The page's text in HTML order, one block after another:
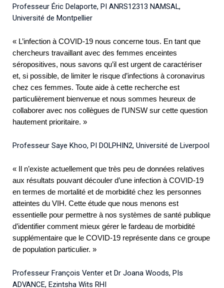
Professeur Éric Delaporte, PI ANRS12313 NAMSAL,
Université de Montpellier
« L’infection à COVID-19 nous concerne tous. En tant que
chercheurs travaillant avec des femmes enceintes
séropositives, nous savons qu’il est urgent de caractériser
et, si possible, de limiter le risque d’infections à coronavirus
chez ces femmes. Toute aide à cette recherche est
particulièrement bienvenue et nous sommes heureux de
collaborer avec nos collègues de l’UNSW sur cette question
hautement prioritaire. »
Professeur Saye Khoo, PI DOLPHIN2, Université de Liverpool
« Il n’existe actuellement que très peu de données relatives
aux résultats pouvant découler d’une infection à COVID-19
en termes de mortalité et de morbidité chez les personnes
atteintes du VIH. Cette étude que nous menons est
essentielle pour permettre à nos systèmes de santé publique
d’identifier comment mieux gérer le fardeau de morbidité
supplémentaire que le COVID-19 représente dans ce groupe
de population particulier. »
Professeur François Venter et Dr Joana Woods, PIs
ADVANCE, Ezintsha Wits RHI